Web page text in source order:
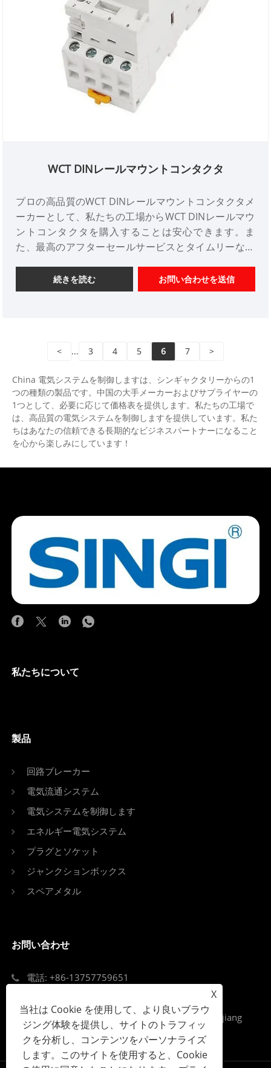
WCT DINレールマウントコンタクタ
プロの高品質のWCT DINレールマウントコンタクタメ
ーカーとして、私たちの工場からWCT DINレールマウ
ントコンタクタを購入することは安心できます。ま
た、最高のアフターセールサービスとタイムリーな配
ーは、メインコンタクトを使用して回路を開閉し、補
助コンタクトを閉じてコントロールループを実施しま
ます。小規模なコンタクタは、メイン回路と組み合わ
接触は、良好な電気伝導率と高温アブレーション抵抗
を備えた銀タングステン合金で作られています。
続きを読む お問い合わせを送信
< ... 3 4 5 6 7 >
China 電気システムを制御しますは、シンギャクタリーからの1
つの種類の製品です。中国の大手メーカーおよびサプライヤーの
1つとして、必要に応じて価格表を提供します。私たちの工場で
は、高品質の電気システムを制御しますを提供しています。私た
ちはあなたの信頼できる長期的なビジネスパートナーになること
を心から楽しみにしています！
私たちについて
製品
回路ブレーカー
電気流通システム
電気システムを制御します
エネルギー電気システム
プラグとソケット
ジャンクションボックス
スペアメタル
お問い合わせ
電話: +86-13757759651
Add: ルーキアオストリート、オウハイ地区、Zejiang
省、Wenzhou市
X
当社は Cookie を使用して、より良いブラウ
ジング体験を提供し、サイトのトラフィッ
クを分析し、コンテンツをパーソナライズ
します。このサイトを使用すると、Cookie